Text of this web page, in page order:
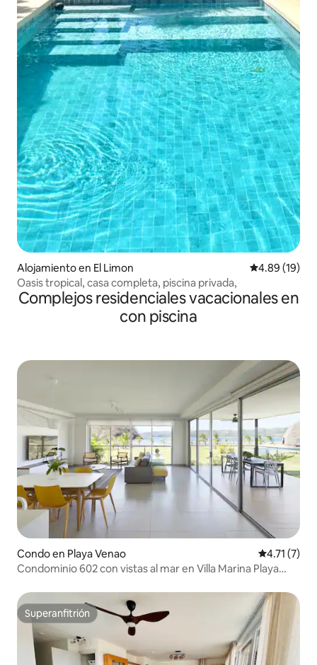
Alojamiento en El Limon Calificación
4.89 (19)
Oasis tropical, casa completa, piscina privada,
Complejos residenciales vacacionales en
con piscina
Condo en Playa Venao Calificación
4.71 (7)
Condominio 602 con vistas al mar en Villa Marina Playa
Superanfitrión
Superanfitrión